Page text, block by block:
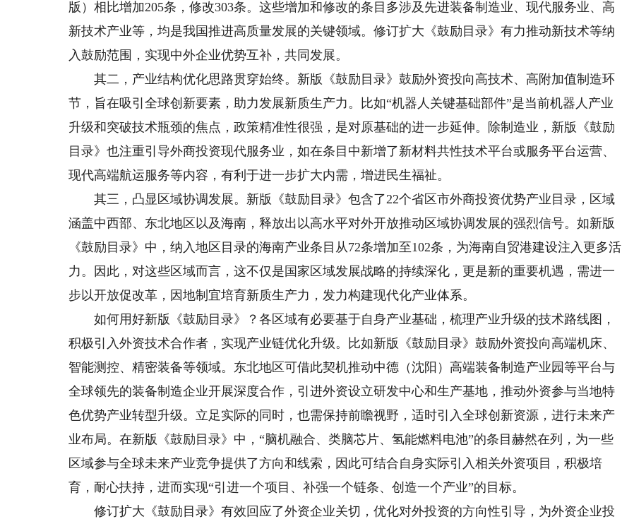
版）相比增加205条，修改303条。这些增加和修改的条目多涉及先进装备制造业、现代服务业、高
新技术产业等，均是我国推进高质量发展的关键领域。修订扩大《鼓励目录》有力推动新技术等纳
入鼓励范围，实现中外企业优势互补，共同发展。
其二，产业结构优化思路贯穿始终。新版《鼓励目录》鼓励外资投向高技术、高附加值制造环
节，旨在吸引全球创新要素，助力发展新质生产力。比如“机器人关键基础部件”是当前机器人产业
升级和突破技术瓶颈的焦点，政策精准性很强，是对原基础的进一步延伸。除制造业，新版《鼓励
目录》也注重引导外商投资现代服务业，如在条目中新增了新材料共性技术平台或服务平台运营、
现代高端航运服务等内容，有利于进一步扩大内需，增进民生福祉。
其三，凸显区域协调发展。新版《鼓励目录》包含了22个省区市外商投资优势产业目录，区域
涵盖中西部、东北地区以及海南，释放出以高水平对外开放推动区域协调发展的强烈信号。如新版
《鼓励目录》中，纳入地区目录的海南产业条目从72条增加至102条，为海南自贸港建设注入更多活
力。因此，对这些区域而言，这不仅是国家区域发展战略的持续深化，更是新的重要机遇，需进一
步以开放促改革，因地制宜培育新质生产力，发力构建现代化产业体系。
如何用好新版《鼓励目录》？各区域有必要基于自身产业基础，梳理产业升级的技术路线图，
积极引入外资技术合作者，实现产业链优化升级。比如新版《鼓励目录》鼓励外资投向高端机床、
智能测控、精密装备等领域。东北地区可借此契机推动中德（沈阳）高端装备制造产业园等平台与
全球领先的装备制造企业开展深度合作，引进外资设立研发中心和生产基地，推动外资参与当地特
色优势产业转型升级。立足实际的同时，也需保持前瞻视野，适时引入全球创新资源，进行未来产
业布局。在新版《鼓励目录》中，“脑机融合、类脑芯片、氢能燃料电池”的条目赫然在列，为一些
区域参与全球未来产业竞争提供了方向和线索，因此可结合自身实际引入相关外资项目，积极培
育，耐心扶持，进而实现“引进一个项目、补强一个链条、创造一个产业”的目标。
修订扩大《鼓励目录》有效回应了外资企业关切，优化对外投资的方向性引导，为外资企业投